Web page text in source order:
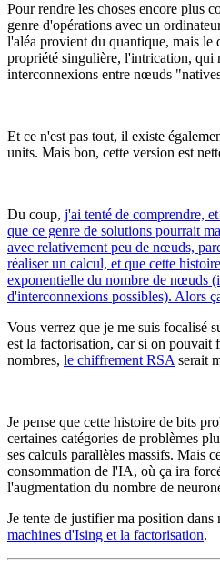
Pour rendre les choses encore plus
genre d'opérations avec un
l'aléa provient du quantique, mais le
propriété singulière, l'intrication, qui
interconnexions entre nœuds
Et ce n'est pas tout, il existe
units. Mais bon, cette version est
Du coup, j'ai tenté de comprendre,
que ce genre de solutions pourrait
avec relativement peu de nœuds,
réaliser un calcul, et que cette
exponentielle du nombre de nœuds
d'interconnexions possibles). Alors
Vous verrez que je me suis focalisé
est la factorisation, car si on pouvait
nombres, le chiffrement RSA serait
Je pense que cette histoire de bits
certaines catégories de problèmes
ses calculs parallèles massifs. Mais
consommation de l'IA, où ça ira
l'augmentation du nombre de
Je tente de justifier ma position dans
machines d'Ising et la factorisation.